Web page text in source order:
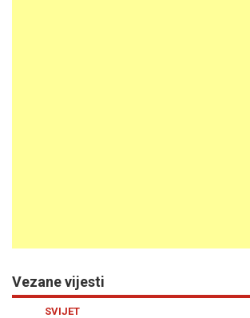
Vezane vijesti
SVIJET